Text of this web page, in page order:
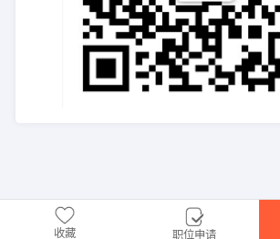
收藏 职位申请